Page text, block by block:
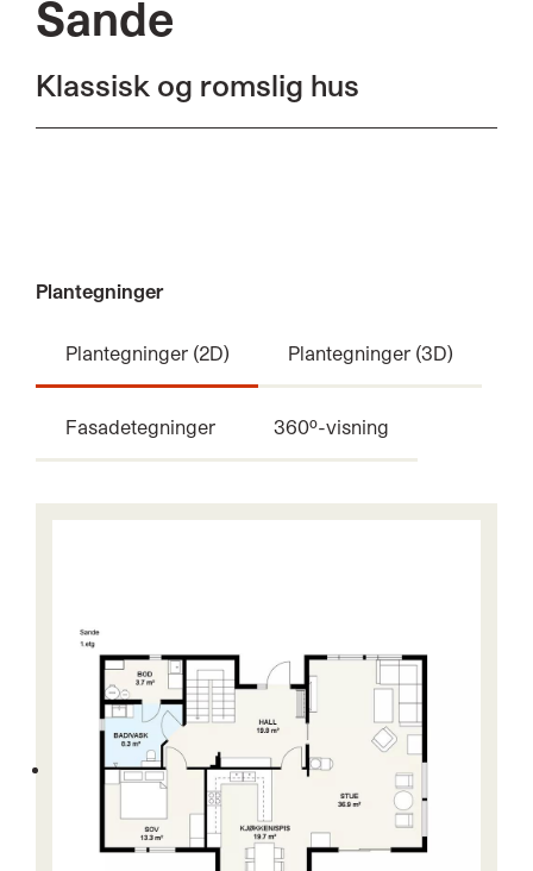
Sande
Klassisk og romslig hus
Plantegninger
Plantegninger (2D) Plantegninger (3D)
Fasadetegninger 360º-visning